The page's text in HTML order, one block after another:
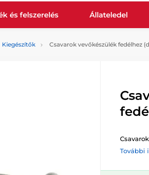
és felszerelés Állateledel
Kiegészítők Csavarok vevőkészülék fedélhez
További